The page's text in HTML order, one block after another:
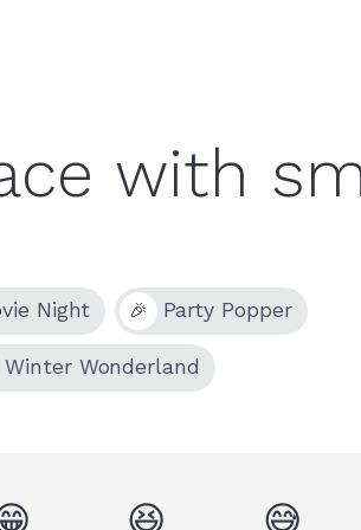
Night 🎉 Party Popper
Winter Wonderland
😆 😅